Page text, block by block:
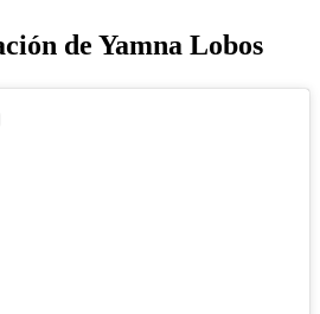
de Yamna Lobos